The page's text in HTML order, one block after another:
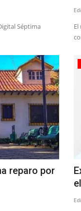
Séptima
reparo por
de Talca fija
al fiscal regional, Julio